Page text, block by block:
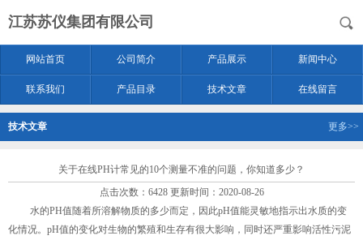
江苏苏仪集团有限公司
网站首页 公司简介 产品展示 新闻中心
联系我们 产品目录 技术文章 在线留言
技术文章 更多>>
关于在线PH计常见的10个测量不准的问题，你知道多少？
点击次数：6428 更新时间：2020-08-26
水的PH值随着所溶解物质的多少而定，因此pH值能灵敏地指示出水质的变
化情况。pH值的变化对生物的繁殖和生存有很大影响，同时还严重影响活性污泥